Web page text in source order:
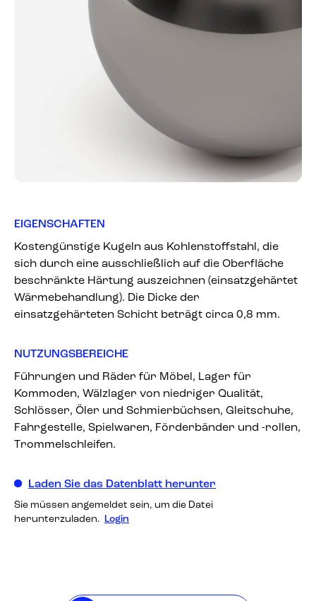
EIGENSCHAFTEN
Kostengünstige Kugeln aus Kohlenstoffstahl, die
sich durch eine ausschließlich auf die Oberfläche
beschränkte Härtung auszeichnen (einsatzgehärtet
Wärmebehandlung). Die Dicke der
einsatzgehärteten Schicht beträgt circa 0,8 mm.
NUTZUNGSBEREICHE
Führungen und Räder für Möbel, Lager für
Kommoden, Wälzlager von niedriger Qualität,
Schlösser, Öler und Schmierbüchsen, Gleitschuhe,
Fahrgestelle, Spielwaren, Förderbänder und -rollen,
Trommelschleifen.
Laden Sie das Datenblatt herunter
Sie müssen angemeldet sein, um die Datei
herunterzuladen. Login